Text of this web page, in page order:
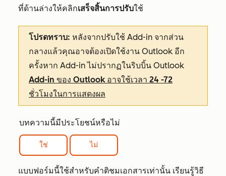
ที่ด้านล่างให้คลิกเสร็จสิ้นการปรับใช้
โปรดทราบ: หลังจากปรับใช้ Add-in จากส่วน
กลางแล้วคุณอาจต้องเปิดใช้งาน Outlook อีก
ครั้งหาก Add-in ไม่ปรากฏในริบบิ้น Outlook
Add-in ของ Outlook อาจใช้เวลา 24 -72
ชั่วโมงในการแสดงผล
บทความนี้มีประโยชน์หรือไม่
ใช่ ไม่
แบบฟอร์มนี้ใช้สำหรับคำติชมเอกสารเท่านั้น เรียนรู้วิธี